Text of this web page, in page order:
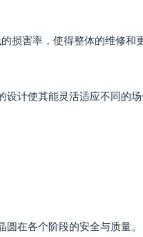
损害率，使得整体的维修和
计使其能灵活适应不同的场
在各个阶段的安全与质量。